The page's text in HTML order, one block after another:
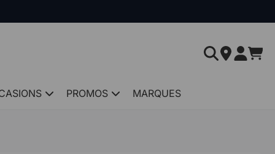
PROMOS MARQUES